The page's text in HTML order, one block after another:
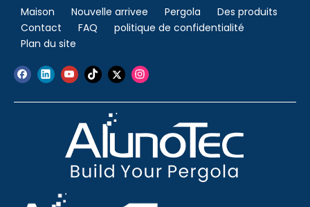
Maison Nouvelle arrivee Pergola
Des produits
Contact
FAQ
politique de confidentialité
Plan du site